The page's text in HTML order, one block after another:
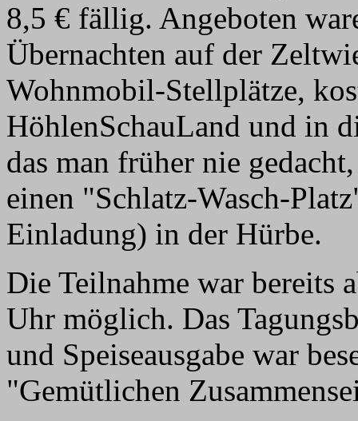
8,5 € fällig. Angeboten
Übernachten auf der
Wohnmobil-Stellplätze,
HöhlenSchauLand und in
das man früher nie
einen "Schlatz-Wasch-
Einladung) in der Hürbe.
Die Teilnahme war bereits
Uhr möglich. Das
und Speiseausgabe war
"Gemütlichen